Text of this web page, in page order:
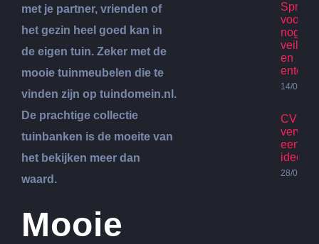
met je partner, vrienden of
het gezin heel goed kan in
de eigen tuin. Zeker met de
mooie tuinmeubelen die te
vinden zijn op tuindomein.nl.
De prachtige collectie
tuinbanken is de moeite van
het bekijken meer dan
waard.
Mooie
voor
nog
veilig
en
14/07/
CV
een
idee?
28/06/